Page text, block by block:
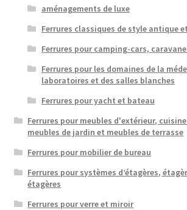
aménagements de luxe
Ferrures classiques de style antique
Ferrures pour camping-cars,
Ferrures pour les domaines de la
laboratoires et des salles blanches
Ferrures pour yacht et bateau
Ferrures pour meubles d'extérieur,
meubles de jardin et meubles de terrasse
Ferrures pour mobilier de bureau
Ferrures pour systèmes d’étagères,
étagères
Ferrures pour verre et miroir